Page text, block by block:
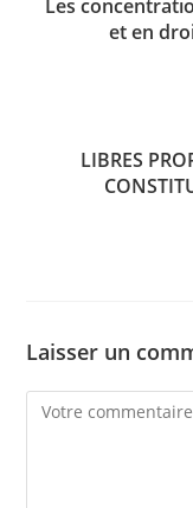
Les
et en
LIBRES
Laisser un